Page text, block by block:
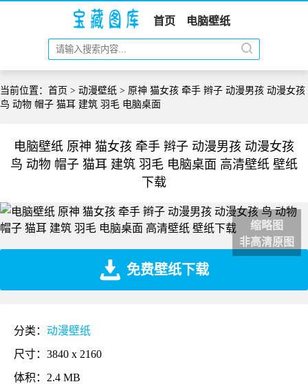
首页 电脑壁纸
当前位置： 首页 > 动漫壁纸 > 原神 猫女孩 牵手 辫子 动漫男孩 动漫女孩
鸟 动物 帽子 猫耳 建筑 羽毛 电脑桌面
电脑壁纸 原神 猫女孩 牵手 辫子 动漫男孩 动漫女孩
鸟 动物 帽子 猫耳 建筑 羽毛 电脑桌面 高清壁纸 壁纸
下载
缩略图
非高清原图
免费壁纸下载
分类： 动漫壁纸
尺寸：3840 x 2160
体积：2.4 MB